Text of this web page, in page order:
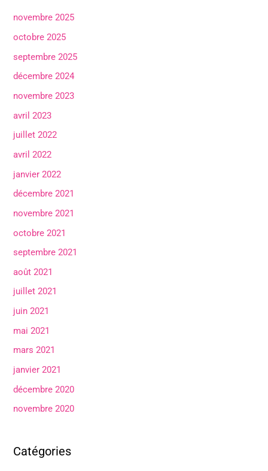
novembre 2025
octobre 2025
septembre 2025
décembre 2024
novembre 2023
avril 2023
juillet 2022
avril 2022
janvier 2022
décembre 2021
novembre 2021
octobre 2021
septembre 2021
août 2021
juillet 2021
juin 2021
mai 2021
mars 2021
janvier 2021
décembre 2020
novembre 2020
Catégories